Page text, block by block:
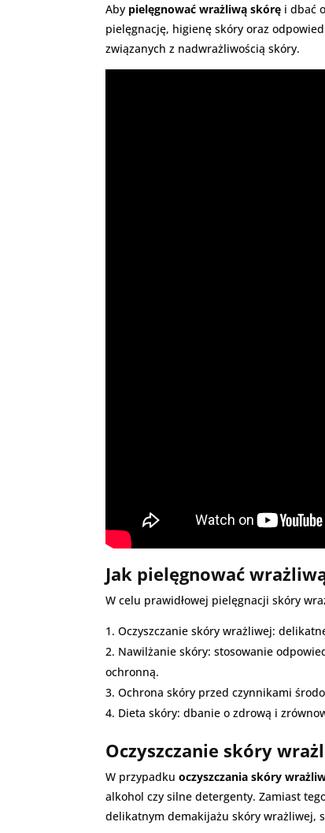
Aby pielęgnować wrażliwą skórę i dbać
pielęgnację, higienę skóry oraz
związanych z nadwrażliwością skóry.
Jak pielęgnować
W celu prawidłowej pielęgnacji skóry
Oczyszczanie skóry wrażliwej:
Nawilżanie skóry: stosowanie
ochronną.
Ochrona skóry przed czynnikami
Dieta skóry: dbanie o zdrową i
Oczyszczanie skóry
W przypadkuoczyszczania skóry
alkohol czy silne detergenty. Zamiast
delikatnym demakijażu skóry wrażliwej,